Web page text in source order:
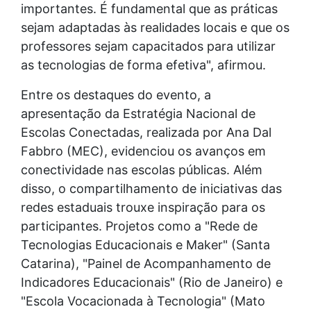
importantes. É fundamental que as práticas
sejam adaptadas às realidades locais e que os
professores sejam capacitados para utilizar
as tecnologias de forma efetiva", afirmou.
Entre os destaques do evento, a
apresentação da Estratégia Nacional de
Escolas Conectadas, realizada por Ana Dal
Fabbro (MEC), evidenciou os avanços em
conectividade nas escolas públicas. Além
disso, o compartilhamento de iniciativas das
redes estaduais trouxe inspiração para os
participantes. Projetos como a "Rede de
Tecnologias Educacionais e Maker" (Santa
Catarina), "Painel de Acompanhamento de
Indicadores Educacionais" (Rio de Janeiro) e
"Escola Vocacionada à Tecnologia" (Mato